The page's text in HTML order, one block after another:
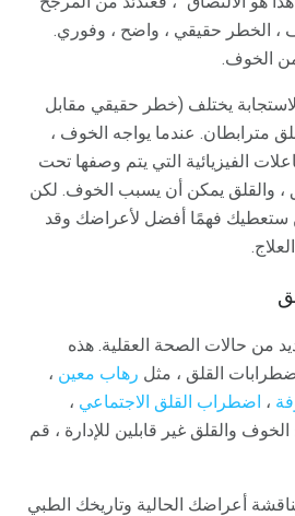
، الخطر حقيقي ، واضح ، وفوري.
الخوف.
يختلف (خطر حقيقي مقابل
مترابطان. عندما يواجه الخوف ،
الفيزيائية التي يتم وصفها تحت
، والقلق يمكن أن يسبب الخوف. لكن
ستعطيك فهمًا أفضل لأعراضك وقد
من حالات الصحة العقلية. هذه
القلق ، مثل رهاب معين ،
، اضطراب القلق الاجتماعي ،
الخوف والقلق غير قابلين للإدارة ، قم
أعراضك الحالية وتاريخك الطبي